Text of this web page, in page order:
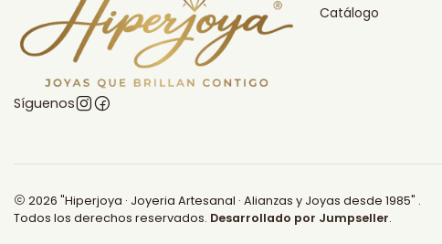
Síguenos
Catálogo
2026 "Hiperjoya · Joyeria Artesanal · Alianzas y Joyas desde 1985" .
Todos los derechos reservados. Desarrollado por Jumpseller.